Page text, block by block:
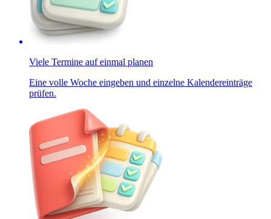
Viele Termine auf einmal planen
Eine volle Woche eingeben und einzelne Kalendereinträge
prüfen.